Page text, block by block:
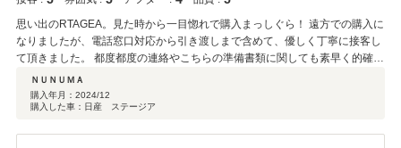
思い出のRTAGEA。見た時から一目惚れで購入まっしぐら！ 遠方での購入に
なりましたが、電話窓口対応から引き渡しまで含めて、優しく丁寧に接客し
て頂きました。 都度都度の連絡やこちらの準備書類に関しても素早く的確に
支持を頂き、不安なく購入まで進む事ができました。 役560kmの道のりを運
んで頂き、一緒にラーメンを食べた事、飛行場まで送らせて頂いた事が全て
セットで良い思い出になりました★ 大事に乗らせて頂きます。もう一度
ＮＵＮＵＭＡ
購入年月： 2024/12
購入した車：日産 ステージア